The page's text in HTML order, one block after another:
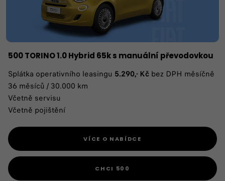
500 TORINO 1.0 Hybrid 65k s manuální převodovkou
Splátka operativního leasingu 5.290,- Kč bez DPH měsíčně
36 měsíců / 30.000 km
Včetně servisu
Včetně pojištění
VÍCE O NABÍDCE
CHCI 500